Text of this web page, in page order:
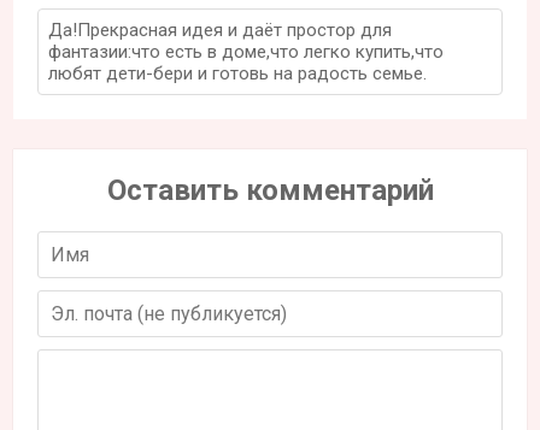
Да!Прекрасная идея и даёт простор для
фантазии:что есть в доме,что легко купить,что
любят дети-бери и готовь на радость семье.
Оставить комментарий